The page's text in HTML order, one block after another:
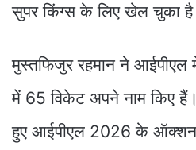
सुपर किंग्स के लिए खेल चुका
मुस्तफिजुर रहमान ने
में 65 विकेट अपने नाम किए
हुए आईपीएल 2026 के ऑक्शन